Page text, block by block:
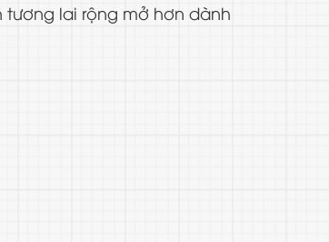
lai rộng mở hơn dành